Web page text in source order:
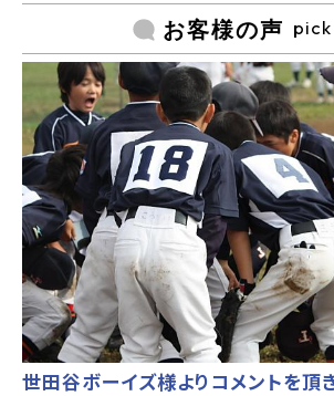
お客様の声 pick
世田谷ボーイズ様よりコメントを頂